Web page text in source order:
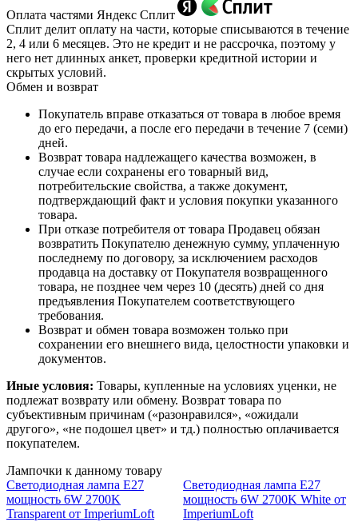
Оплата частями Яндекс Сплит
Сплит делит оплату на части, которые списываются в течение
2, 4 или 6 месяцев. Это не кредит и не рассрочка, поэтому у
него нет длинных анкет, проверки кредитной истории и
скрытых условий.
Обмен и возврат
Покупатель вправе отказаться от товара в любое время
до его передачи, а после его передачи в течение 7 (семи)
дней.
Возврат товара надлежащего качества возможен, в
случае если сохранены его товарный вид,
потребительские свойства, а также документ,
подтверждающий факт и условия покупки указанного
товара.
При отказе потребителя от товара Продавец обязан
возвратить Покупателю денежную сумму, уплаченную
последнему по договору, за исключением расходов
продавца на доставку от Покупателя возвращенного
товара, не позднее чем через 10 (десять) дней со дня
предъявления Покупателем соответствующего
требования.
Возврат и обмен товара возможен только при
сохранении его внешнего вида, целостности упаковки и
документов.
Иные условия: Товары, купленные на условиях уценки, не
подлежат возврату или обмену. Возврат товара по
субъективным причинам («разонравился», «ожидали
другого», «не подошел цвет» и тд.) полностью оплачивается
покупателем.
Лампочки к данному товару
Светодиодная лампа E27
мощность 6W 2700K
Transparent от ImperiumLoft
Светодиодная лампа E27
мощность 6W 2700K White от
ImperiumLoft